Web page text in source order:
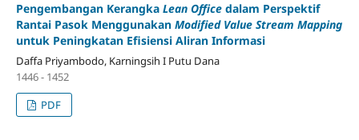
Pengembangan Kerangka Lean Office dalam Perspektif
Rantai Pasok Menggunakan Modified Value Stream Mapping
untuk Peningkatan Efisiensi Aliran Informasi
Daffa Priyambodo, Karningsih I Putu Dana
1446 - 1452
PDF